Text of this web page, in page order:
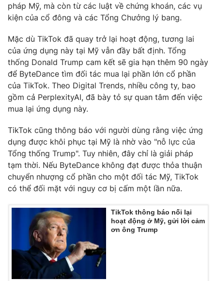
cấp ngày 29/12/2023
Tổng Biên tập:Vũ Thanh Thủy
Nguyễn Trọng Ninh
Tổng đài VTV:024.38 355 931 - 024.38 355 932
Ðiện thoại Thời báo VTV:
024.66 897 897
Email:toasoan@vtv.vn
Liên hệ quảng cáo:024-7300.7108
® Cấm sao chép dưới mọi hình thức nếu không có sự chấp
thuận bằng văn bản. Ghi rõ nguồn VTV.vn khi phát hành lại
thông tin từ website này.
pháp Mỹ, mà còn từ các luật về chứng khoán, các vụ
kiện của cổ đông và các Tổng Chưởng lý bang.
Mặc dù TikTok đã quay trở lại hoạt động, tương lai
của ứng dụng này tại Mỹ vẫn đầy bất định. Tổng
thống Donald Trump cam kết sẽ gia hạn thêm 90 ngày
để ByteDance tìm đối tác mua lại phần lớn cổ phần
của TikTok. Theo Digital Trends, nhiều công ty, bao
gồm cả PerplexityAI, đã bày tỏ sự quan tâm đến việc
mua lại ứng dụng này.
TikTok cũng thông báo với người dùng rằng việc ứng
dụng được khôi phục tại Mỹ là nhờ vào "nỗ lực của
Tổng thống Trump". Tuy nhiên, đây chỉ là giải pháp
tạm thời. Nếu ByteDance không đạt được thỏa thuận
chuyển nhượng cổ phần cho một đối tác Mỹ, TikTok
có thể đối mặt với nguy cơ bị cấm một lần nữa.
TikTok thông báo nối lại
hoạt động ở Mỹ, gửi lời cảm
ơn ông Trump